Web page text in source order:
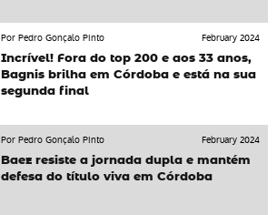
Por Pedro Gonçalo Pinto
February 2024
Incrível! Fora do top 200 e aos 33 anos,
Bagnis brilha em Córdoba e está na sua
segunda final
Por Pedro Gonçalo Pinto
February 2024
Baez resiste a jornada dupla e mantém
defesa do título viva em Córdoba